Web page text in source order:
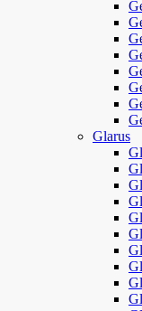
Glarus